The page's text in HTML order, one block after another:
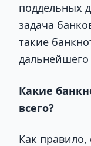
поддельных
задача
такие
Какие
всего?
Как